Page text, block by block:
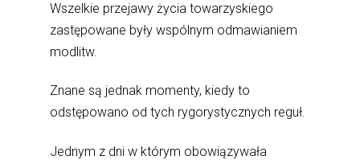
Wszelkie przejawy życia towarzyskiego
zastępowane były wspólnym odmawianiem
modlitw.
Znane są jednak momenty, kiedy to
odstępowano od tych rygorystycznych reguł.
Jednym z dni w którym obowiązywała